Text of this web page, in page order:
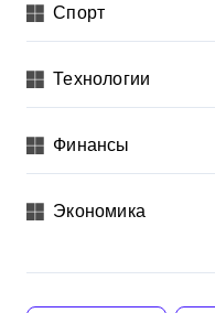
Спорт
Технологии
Финансы
Экономика